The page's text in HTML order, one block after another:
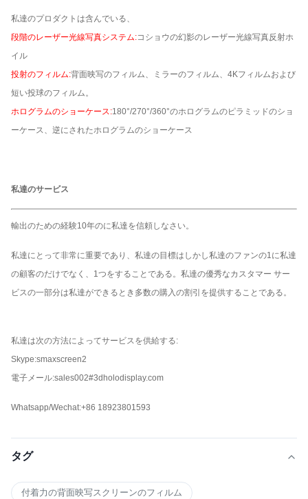
私達のプロダクトは含んでいる、
段階のレーザー光線写真システム:コショウの幻影のレーザー光線写真反射ホ
イル
投射のフィルム:背面映写のフィルム、ミラーのフィルム、4Kフィルムおよび
短い投球のフィルム。
ホログラムのショーケース:180°/270°/360°のホログラムのピラミッドのショ
ーケース、逆にされたホログラムのショーケース
私達のサービス
輸出のための経験10年のに私達を信頼しなさい。
私達にとって非常に重要であり、私達の目標はしかし私達のファンの1に私達
の顧客のだけでなく、1つをすることである。私達の優秀なカスタマー サー
ビスの一部分は私達ができるとき多数の購入の割引を提供することである。
私達は次の方法によってサービスを供給する:
Skype:smaxscreen2
電子メール:sales002#3dholodisplay.com
Whatsapp/Wechat:+86 18923801593
タグ
付着力の背面映写スクリーンのフィルム